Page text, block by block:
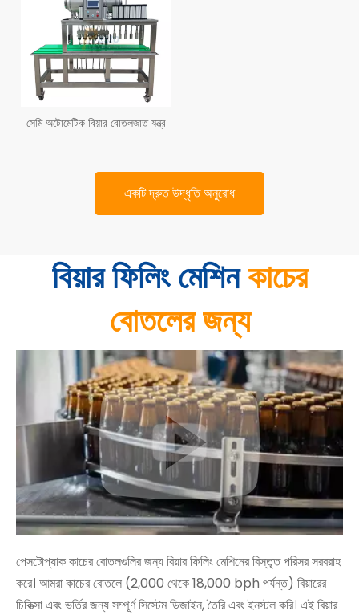
সেমি অটোমেটিক বিয়ার বোতলজাত যন্ত্র
একটি দ্রুত উদ্ধৃতি অনুরোধ
বিয়ার ফিলিং মেশিনকাচের
বোতলের জন্য
পেসটোপ্যাক কাচের বোতলগুলির জন্য বিয়ার ফিলিং মেশিনের বিস্তৃত পরিসর সরবরাহ
করে। আমরা কাচের বোতলে (2,000 থেকে 18,000 bph পর্যন্ত) বিয়ারের
চিকিত্সা এবং ভর্তির জন্য সম্পূর্ণ সিস্টেম ডিজাইন, তৈরি এবং ইনস্টল করি। এই বিয়ার